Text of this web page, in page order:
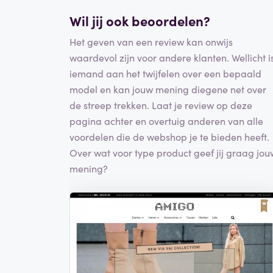
Wil jij ook beoordelen?
Het geven van een review kan onwijs
waardevol zijn voor andere klanten. Wellicht
iemand aan het twijfelen over een bepaald
model en kan jouw mening diegene net over
de streep trekken. Laat je review op deze
pagina achter en overtuig anderen van alle
voordelen die de webshop je te bieden heeft.
Over wat voor type product geef jij graag
mening?